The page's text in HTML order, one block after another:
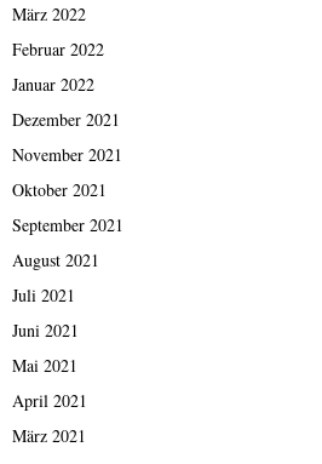
März 2022
Februar 2022
Januar 2022
Dezember 2021
November 2021
Oktober 2021
September 2021
August 2021
Juli 2021
Juni 2021
Mai 2021
April 2021
März 2021